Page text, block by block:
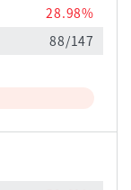
28.98%
88/147